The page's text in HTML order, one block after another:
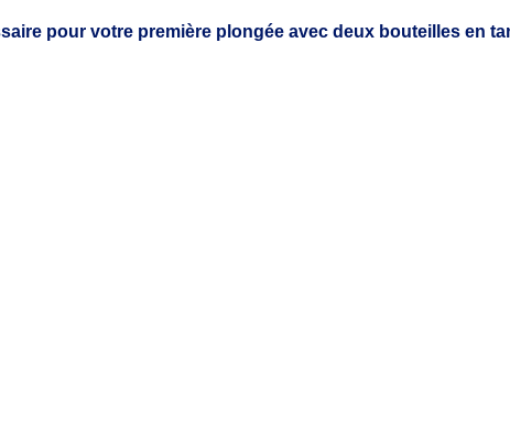
pour votre première plongée avec deux bouteilles en